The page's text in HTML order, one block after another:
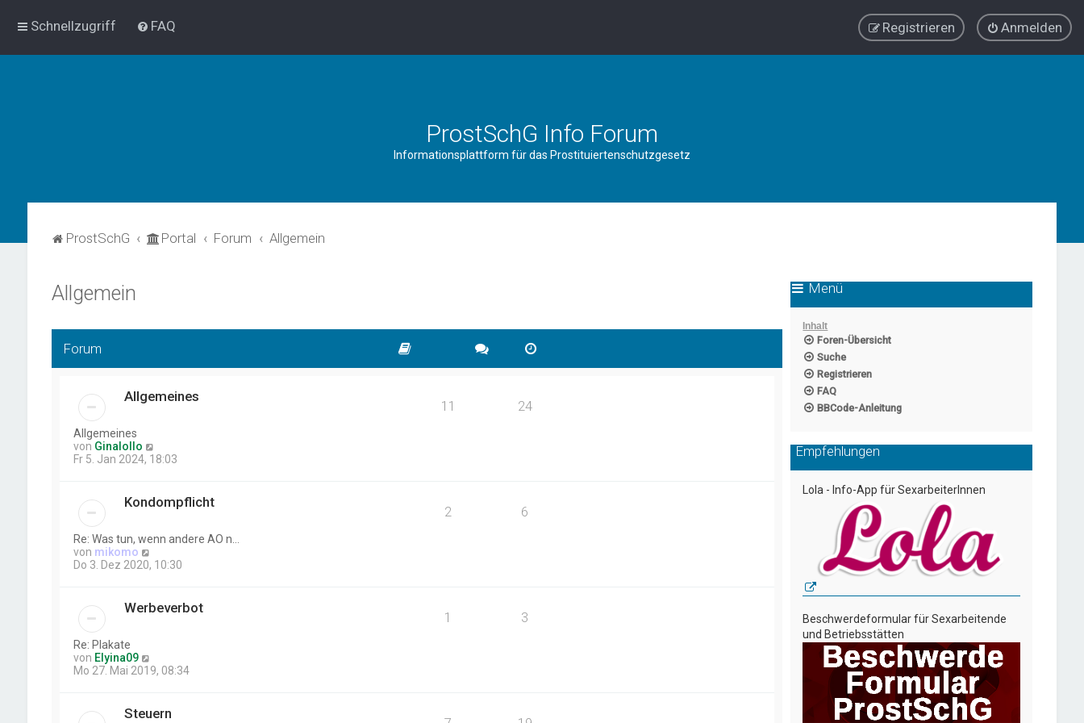
Schnellzugriff FAQ Anmelden
Registrieren
ProstSchG Info Forum
Informationsplattform für das Prostituiertenschutzgesetz
ProstSchG Portal Forum Allgemein
Allgemein
Forum
Allgemeines
11 24
Allgemeines
von Ginalollo
e
s
t
r
e
a
Fr 5. Jan 2024, 18:03
Kondompflicht
2 6
Re: Was tun, wenn andere AO n…
von mikomo
e
s
t
e
a
Do 3. Dez 2020, 10:30
Werbeverbot
1 3
Re: Plakate
von Elyina09
e
s
Mo 27. Mai 2019, 08:34
Steuern
Menü
Inhalt
Foren-Übersicht
Suche
Registrieren
FAQ
BBCode-Anleitung
Empfehlungen
Lola - Info-App für SexarbeiterInnen
Beschwerdeformular für Sexarbeitende
und Betriebsstätten